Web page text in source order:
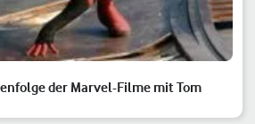
der Marvel-Filme mit Tom